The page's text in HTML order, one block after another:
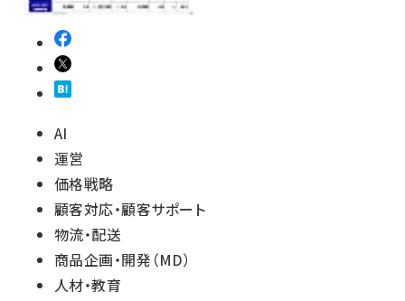
AI
運営
価格戦略
顧客対応・顧客サポート
物流・配送
商品企画・開発（MD）
人材・教育